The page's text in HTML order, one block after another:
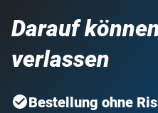
Darauf
verlassen
Bestellung ohne